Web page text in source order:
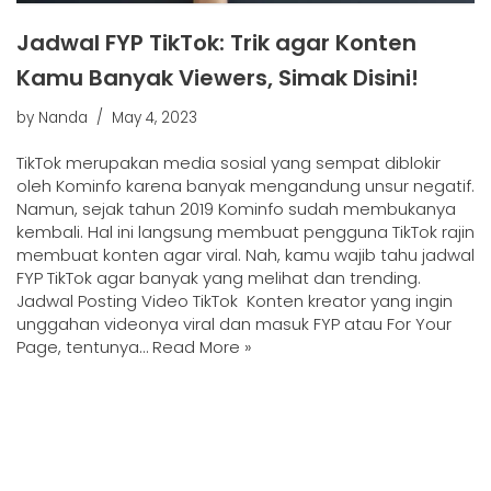
Jadwal FYP TikTok: Trik agar Konten
Kamu Banyak Viewers, Simak Disini!
by Nanda May 4, 2023
TikTok merupakan media sosial yang sempat diblokir
oleh Kominfo karena banyak mengandung unsur negatif.
Namun, sejak tahun 2019 Kominfo sudah membukanya
kembali. Hal ini langsung membuat pengguna TikTok rajin
membuat konten agar viral. Nah, kamu wajib tahu jadwal
FYP TikTok agar banyak yang melihat dan trending.
Jadwal Posting Video TikTok Konten kreator yang ingin
unggahan videonya viral dan masuk FYP atau For Your
Page, tentunya…Read More »